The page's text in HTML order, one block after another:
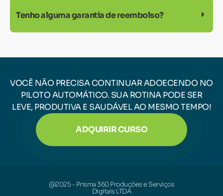
Tenho alguma garantia de reembolso?
VOCÊ NÃO PRECISA CONTINUAR ADOECENDO NO
PILOTO AUTOMÁTICO. SUA ROTINA PODE SER
LEVE, PRODUTIVA E SAUDÁVEL AO MESMO TEMPO!
ADQUIRIR CURSO
@2025 - Prisma 360 Produções e Serviços
Digitais LTDA